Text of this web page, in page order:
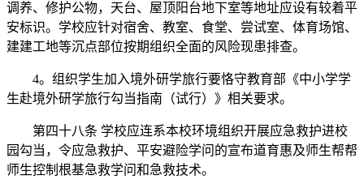
调养、修护公物，天台、屋顶阳台地下室等地址应设有较着平
安标识。学校应针对宿舍、教室、食堂、尝试室、体育场馆、
建建工地等沉点部位按期组织全面的风险现患排查。
4。组织学生加入境外研学旅行要恪守教育部《中小学学
生赴境外研学旅行勾当指南（试行）》相关要求。
第四十八条 学校应连系本校环境组织开展应急救护进校
园勾当，令应急救护、平安避险学问的宣布道育惠及师生帮帮
师生控制根基急救学问和急救技术。